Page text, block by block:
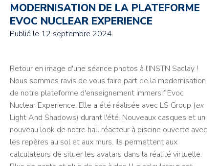
MODERNISATION DE LA PLATEFORME
EVOC NUCLEAR EXPERIENCE
Publié le 12 septembre 2024
Retour en image d'une séance photos à l'INSTN Saclay !
Nous sommes ravis de vous faire part de la modernisation
de notre plateforme d'enseignement immersif Evoc
Nuclear Experience. Elle a été réalisée avec LS Group (ex
Light And Shadows) durant l'été. Nouveaux casques et un
nouveau look de notre hall réacteur à piscine ouverte avec
les repères au sol et aux murs. Ils permettent aux
calculateurs de situer les avatars dans la réalité virtuelle.